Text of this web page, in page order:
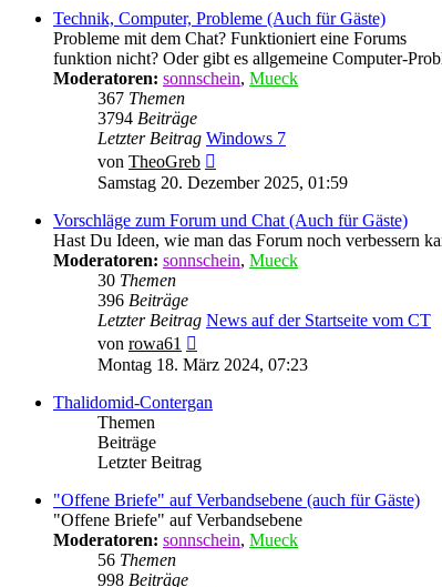
Technik, Computer, Probleme (Auch für Gäste)
Probleme mit dem Chat? Funktioniert eine Forums
funktion nicht? Oder gibt es allgemeine Computer-
Moderatoren: sonnschein, Mueck
367 Themen
3794 Beiträge
Letzter Beitrag Windows 7
von TheoGreb
Beitrag
Samstag 20. Dezember 2025, 01:59
Vorschläge zum Forum und Chat (Auch für Gäste)
Hast Du Ideen, wie man das Forum noch verbessern
Moderatoren: sonnschein, Mueck
30 Themen
396 Beiträge
Letzter Beitrag News auf der Startseite vom CT
von rowa61
Beitrag
Montag 18. März 2024, 07:23
Thalidomid-Contergan
Themen
Beiträge
Letzter Beitrag
"Offene Briefe" auf Verbandsebene (auch für Gäste)
"Offene Briefe" auf Verbandsebene
Moderatoren: sonnschein, Mueck
56 Themen
998 Beiträge